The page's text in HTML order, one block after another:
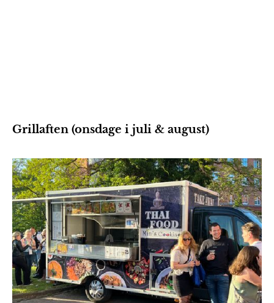
Grillaften (onsdage i juli & august)